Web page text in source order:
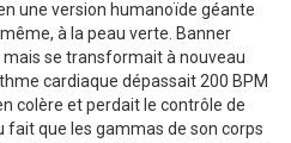
une version humanoïde géante
à la peau verte. Banner
se transformait à nouveau
cardiaque dépassait 200 BPM
colère et perdait le contrôle de
fait que les gammas de son corps